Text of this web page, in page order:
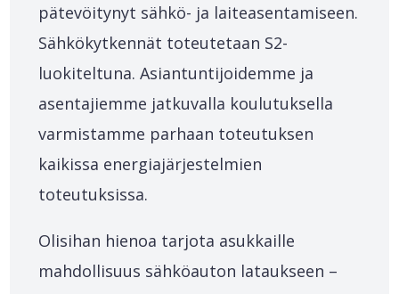
pätevöitynyt sähkö- ja laiteasentamiseen.
Sähkökytkennät toteutetaan S2-
luokiteltuna. Asiantuntijoidemme ja
asentajiemme jatkuvalla koulutuksella
varmistamme parhaan toteutuksen
kaikissa energiajärjestelmien
toteutuksissa.
Olisihan hienoa tarjota asukkaille
mahdollisuus sähköauton lataukseen –